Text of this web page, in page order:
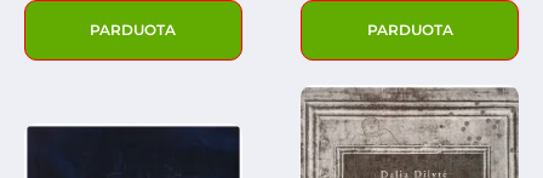
PARDUOTA PARDUOTA